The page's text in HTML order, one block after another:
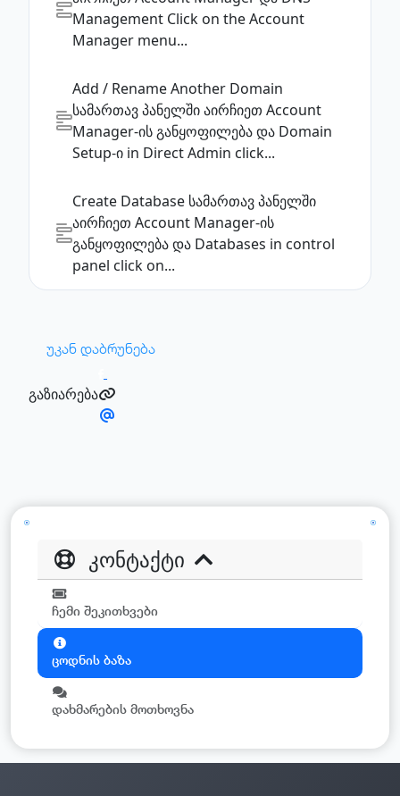
Management Click on the Account
Manager menu...
Add / Rename Another Domain
სამართავ პანელში აირჩიეთ Account
Manager-ის განყოფილება და Domain
Setup-ი in Direct Admin click...
Create Database სამართავ პანელში
აირჩიეთ Account Manager-ის
განყოფილება და Databases in control
panel click on...
უკან დაბრუნება
გაზიარება
კონტაქტი
ჩემი შეკითხვები
ცოდნის ბაზა
დახმარების მოთხოვნა